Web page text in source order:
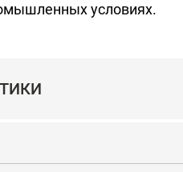
условиях.